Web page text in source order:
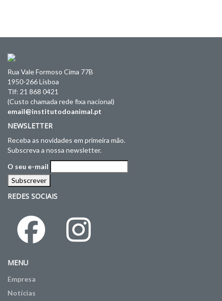
Rua Vale Formoso Cima 77B
1950-266 Lisboa
Tlf: 21 868 0421
(Custo chamada rede fixa nacional)
email@institutodoanimal.pt
NEWSLETTER
Receba as novidades em primeira mão.
Subscreva a nossa newsletter.
O seu e-mail
REDES SOCIAIS
MENU
Empresa
Notícias